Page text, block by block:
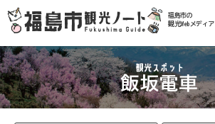
福島市の
観光Webメディア
飯坂電車